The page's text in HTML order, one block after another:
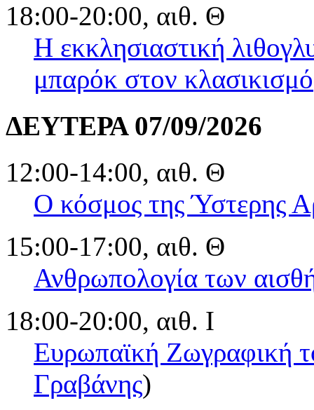
18:00-20:00, αιθ. Θ
Η εκκλησιαστική
μπαρόκ στον κλασικισμό
ΔΕΥΤΕΡΑ 07/09/2026
12:00-14:00, αιθ. Θ
Ο κόσμος της Ύστερης
15:00-17:00, αιθ. Θ
Ανθρωπολογία των
18:00-20:00, αιθ. Ι
Ευρωπαϊκή Ζωγραφική
Γραβάνης)